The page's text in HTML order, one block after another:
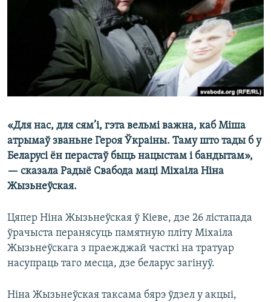
КАЛЯНДАР
НА ХВАЛЯХ СВАБОДЫ
«Для нас, для сям’і, гэта вельмі важна, каб Міша
атрымаў званьне Героя Ўкраіны. Таму што тады б у
Беларусі ён перастаў быць нацыстам і бандытам»,
— сказала Радыё Свабода маці Міхаіла Ніна
Жызьнеўская.
Цяпер Ніна Жызьнеўская ў Кіеве, дзе 26 лістапада
ўрачыста перанясуць памятную пліту Міхаіла
Жызьнеўскага з праежджай часткі на тратуар
насупраць таго месца, дзе беларус загінуў.
Ніна Жызьнеўская таксама бярэ ўдзел у акцыі,